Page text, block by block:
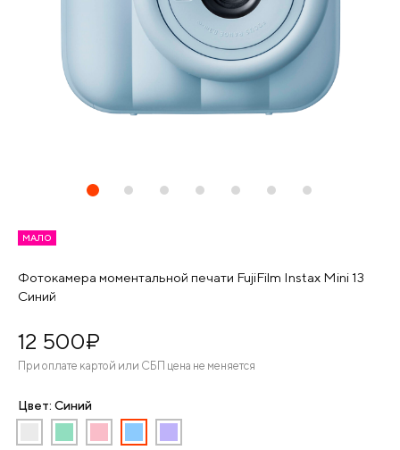
МАЛО
Фотокамера моментальной печати FujiFilm Instax Mini 13
Синий
12 500¤
При оплате картой или СБП цена не меняется
Цвет: Синий